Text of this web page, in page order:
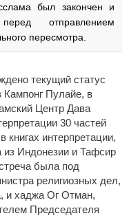
был закончен и
отправлением
пересмотра.
текущий статус
Кампонг Пулайе, в
Центр Дава
30 частей
интерпретации,
Индонезии и Тафсир
была под
религиозных дел,
и хаджа Ог Отман,
Председателя